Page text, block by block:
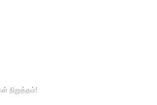
நிறுத்தம்!